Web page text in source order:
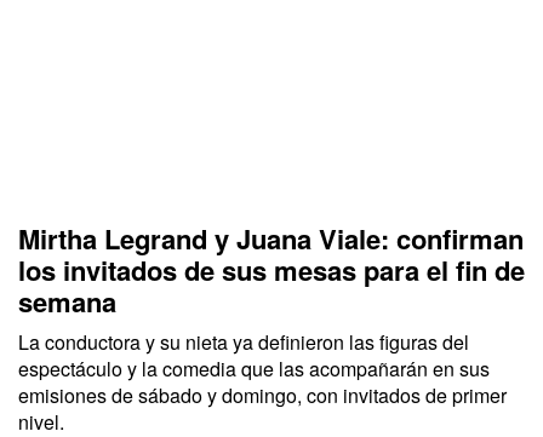
Mirtha Legrand y Juana Viale: confirman
los invitados de sus mesas para el fin de
semana
La conductora y su nieta ya definieron las figuras del
espectáculo y la comedia que las acompañarán en sus
emisiones de sábado y domingo, con invitados de primer
nivel.